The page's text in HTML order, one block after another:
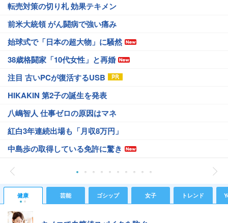
転売対策の切り札 効果テキメン
前米大統領 がん闘病で強い痛み
始球式で「日本の超大物」に騒然
38歳格闘家「10代女性」と再婚
注目 古いPCが復活するUSB
HIKAKIN 第2子の誕生を発表
八嶋智人 仕事ゼロの原因はマネ
紅白3年連続出場も「月収8万円」
中島歩の取得している免許に驚き
健康 芸能 ゴシップ 女子 トレンド